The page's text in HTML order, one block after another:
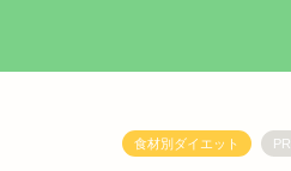
食材別ダイエット PR